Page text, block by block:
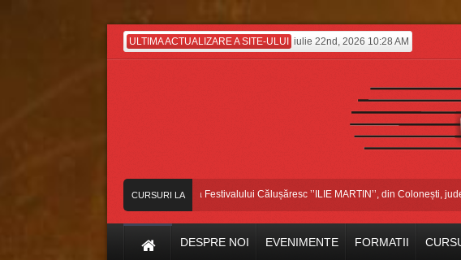
ULTIMA ACTUALIZARE A SITE-ULUI iulie 22nd, 2026 10:28 AM
CURSURI LA
ZI
Dansatorii bascoveni, pe scena Festivalului Călușăresc ’’ILIE MARTIN’’, din Colonești, județul
DESPRE NOI EVENIMENTE FORMATII